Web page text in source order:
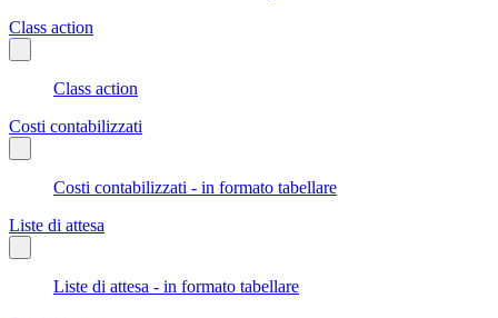
Class action
Class action
Costi contabilizzati
Costi contabilizzati - in formato tabellare
Liste di attesa
Liste di attesa - in formato tabellare